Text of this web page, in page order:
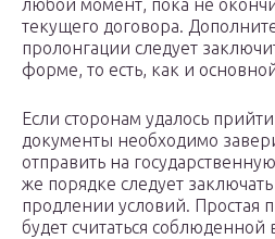
любой момент, пока не
текущего договора.
пролонгации следует
форме, то есть, как и
Если сторонам удалось
документы необходимо
отправить на
же порядке следует
продлении условий. Простая
будет считаться соблюденной